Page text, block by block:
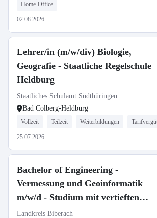
Home-Office
02.08.2026
Lehrer/in (m/w/div) Biologie,
Geografie - Staatliche Regelschule
Heldburg
Staatliches Schulamt Südthüringen
Bad Colberg-Heldburg
Vollzeit Teilzeit Weiterbildungen
25.07.2026
Bachelor of Engineering -
Vermessung und Geoinformatik
m/w/d - Studium mit vertieften
Praxisphasen
Landkreis Biberach